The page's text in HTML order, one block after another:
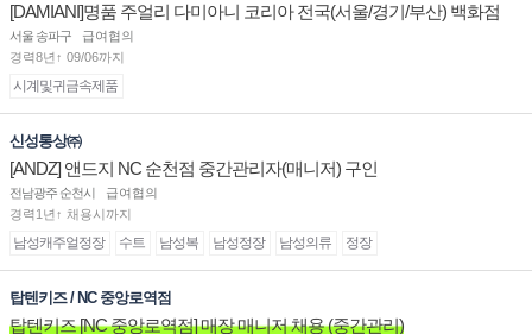
[DAMIANI]명품 주얼리 다미아니 코리아 전국(서울/경기/부산) 백화점
부점장/판매사원 채용
서울 송파구
급여협의
경력8년↑ 09/06까지
시계및귀금속제품
신성통상㈜
[ANDZ] 앤드지 NC 순천점 중간관리자(매니저) 구인
전남광주 순천시
급여협의
경력1년↑ 채용시까지
남성캐주얼정장 수트 남성복 남성정장 남성의류 정장
탑텐키즈 / NC 중앙로역점
탑텐키즈 [NC 중앙로역점] 매장 매니저 채용 (중간관리)